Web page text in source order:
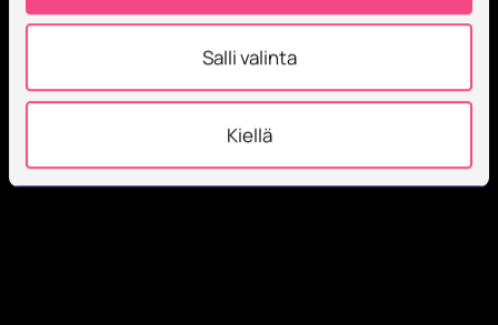
Salli valinta
Kiellä